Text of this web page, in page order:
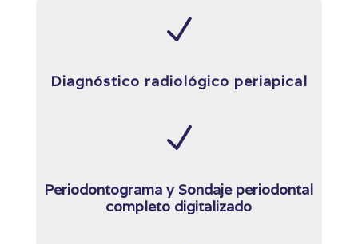
N
Diagnóstico radiológico periapical
N
Periodontograma y Sondaje periodontal
completo digitalizado